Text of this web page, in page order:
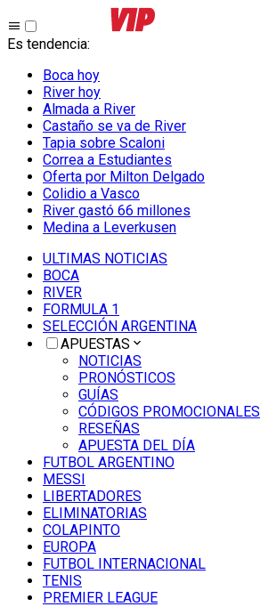
Es tendencia:
Boca hoy
River hoy
Almada a River
Castaño se va de River
Tapia sobre Scaloni
Correa a Estudiantes
Oferta por Milton Delgado
Colidio a Vasco
River gastó 66 millones
Medina a Leverkusen
ULTIMAS NOTICIAS
BOCA
RIVER
FORMULA 1
SELECCIÓN ARGENTINA
APUESTAS
NOTICIAS
PRONÓSTICOS
GUÍAS
CÓDIGOS PROMOCIONALES
RESEÑAS
APUESTA DEL DÍA
FUTBOL ARGENTINO
MESSI
LIBERTADORES
ELIMINATORIAS
COLAPINTO
EUROPA
FUTBOL INTERNACIONAL
TENIS
PREMIER LEAGUE